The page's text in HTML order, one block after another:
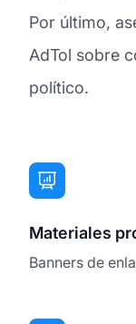
Por último,
AdTol sobre
político.
Materiales
Banners de